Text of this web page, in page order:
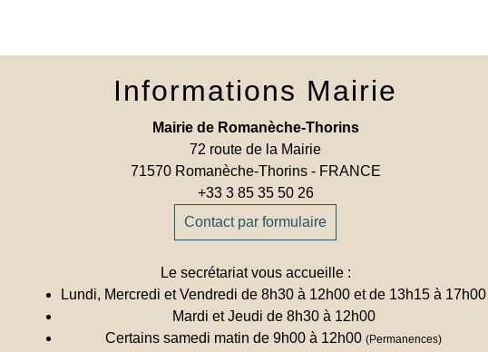
Informations Mairie
Mairie de Romanèche-Thorins
72 route de la Mairie
71570 Romanèche-Thorins - FRANCE
+33 3 85 35 50 26
Contact par formulaire
Le secrétariat vous accueille :
Lundi, Mercredi et Vendredi de 8h30 à 12h00 et de 13h15 à 17h00
Mardi et Jeudi de 8h30 à 12h00
Certains samedi matin de 9h00 à 12h00(Permanences)